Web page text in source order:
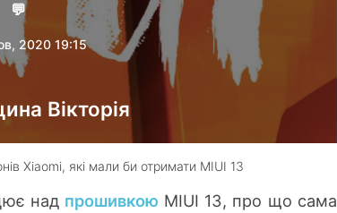
💬
2020 19:15
Вікторія
Xiaomi, які мали би отримати MIUI 13
над прошивкою MIUI 13, про що сама